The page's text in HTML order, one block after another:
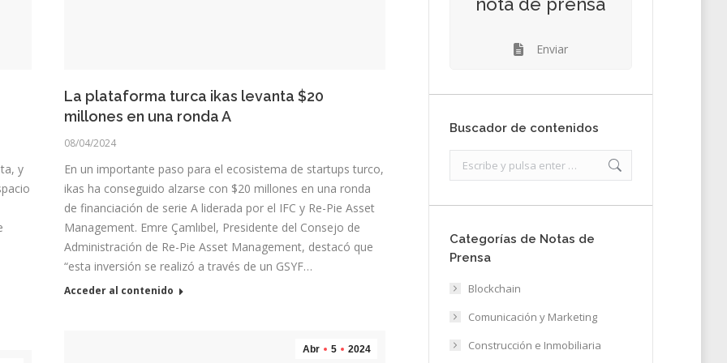
y
La plataforma turca ikas levanta $20
millones en una ronda A
08/04/2024
En un importante paso para el ecosistema de startups turco,
ikas ha conseguido alzarse con $20 millones en una ronda
de financiación de serie A liderada por el IFC y Re-Pie Asset
Management. Emre Çamlıbel, Presidente del Consejo de
Administración de Re-Pie Asset Management, destacó que
“esta inversión se realizó a través de un GSYF…
Acceder al contenido
Abr 5 2024
Enviar
Buscador de contenidos
Categorías de Notas de
Prensa
Blockchain
Comunicación y Marketing
Construcción e Inmobiliaria